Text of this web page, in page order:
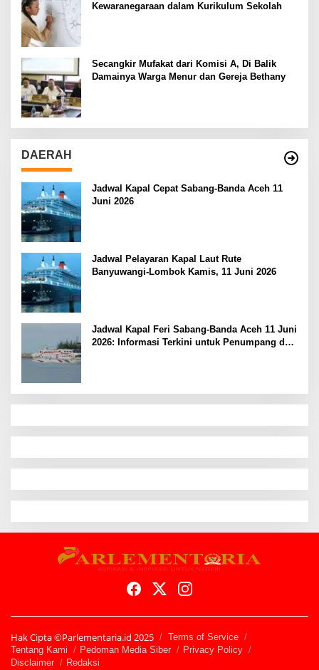
Kewaranegaraan dalam Kurikulum Sekolah
Secangkir Mufakat dari Komisi A, Di Balik
Damainya Warga Menur dan Gereja Bethany
DAERAH
Jadwal Kapal Cepat Sabang-Banda Aceh 11
Juni 2026
Jadwal Pelayaran Kapal Laut Rute
Banyuwangi-Lombok Kamis, 11 Juni 2026
Jadwal Kapal Feri Sabang-Banda Aceh 11 Juni
2026: Informasi Terkini untuk Penumpang dan
Hak Cipta ©Parlementaria.id 2025
Terms of Service
Tentang Kami
Pedoman Media Siber
Privacy Policy
Disclaimer
Redaksi